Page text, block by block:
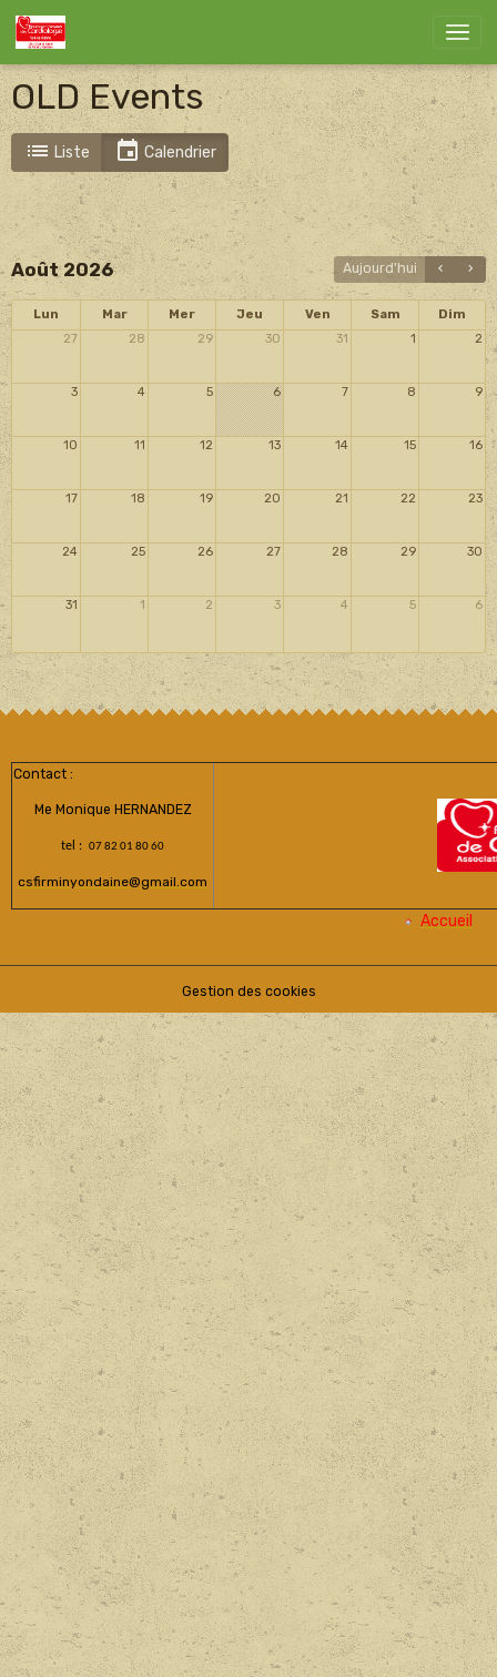
OLD Events
Liste Calendrier
Août 2026 Aujourd'hui
Lun Mar Mer Jeu Ven Sam
Dim
27
28 29 30 31 1 2
3 4 5 6 7 8 9
10 11 12 13 14 15 16
17 18 19 20 21 22 23
24 25 26 27 28 29 30
31 1 2 3 4 5 6
Contact :
Me Monique HERNANDEZ
tel : 07 82 01 80 60
csfirminyondaine@gmail.com
Accueil
Gestion des cookies